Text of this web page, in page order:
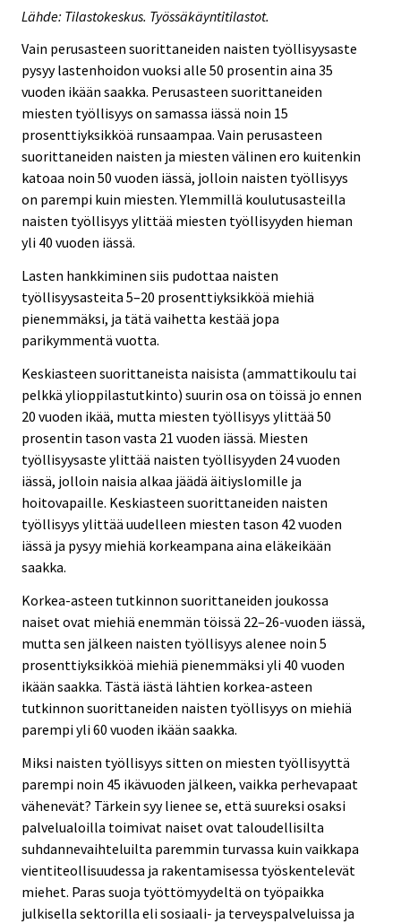
Lähde: Tilastokeskus. Työssäkäyntitilastot.
Vain perusasteen suorittaneiden naisten työllisyysaste
pysyy lastenhoidon vuoksi alle 50 prosentin aina 35
vuoden ikään saakka. Perusasteen suorittaneiden
miesten työllisyys on samassa iässä noin 15
prosenttiyksikköä runsaampaa. Vain perusasteen
suorittaneiden naisten ja miesten välinen ero kuitenkin
katoaa noin 50 vuoden iässä, jolloin naisten työllisyys
on parempi kuin miesten. Ylemmillä koulutusasteilla
naisten työllisyys ylittää miesten työllisyyden hieman
yli 40 vuoden iässä.
Lasten hankkiminen siis pudottaa naisten
työllisyysasteita 5–20 prosenttiyksikköä miehiä
pienemmäksi, ja tätä vaihetta kestää jopa
parikymmentä vuotta.
Keskiasteen suorittaneista naisista (ammattikoulu tai
pelkkä ylioppilastutkinto) suurin osa on töissä jo ennen
20 vuoden ikää, mutta miesten työllisyys ylittää 50
prosentin tason vasta 21 vuoden iässä. Miesten
työllisyysaste ylittää naisten työllisyyden 24 vuoden
iässä, jolloin naisia alkaa jäädä äitiyslomille ja
hoitovapaille. Keskiasteen suorittaneiden naisten
työllisyys ylittää uudelleen miesten tason 42 vuoden
iässä ja pysyy miehiä korkeampana aina eläkeikään
saakka.
Korkea-asteen tutkinnon suorittaneiden joukossa
naiset ovat miehiä enemmän töissä 22–26-vuoden iässä,
mutta sen jälkeen naisten työllisyys alenee noin 5
prosenttiyksikköä miehiä pienemmäksi yli 40 vuoden
ikään saakka. Tästä iästä lähtien korkea-asteen
tutkinnon suorittaneiden naisten työllisyys on miehiä
parempi yli 60 vuoden ikään saakka.
Miksi naisten työllisyys sitten on miesten työllisyyttä
parempi noin 45 ikävuoden jälkeen, vaikka perhevapaat
vähenevät? Tärkein syy lienee se, että suureksi osaksi
palvelualoilla toimivat naiset ovat taloudellisilta
suhdannevaihteluilta paremmin turvassa kuin vaikkapa
vientiteollisuudessa ja rakentamisessa työskentelevät
miehet. Paras suoja työttömyydeltä on työpaikka
julkisella sektorilla eli sosiaali- ja terveyspalveluissa ja